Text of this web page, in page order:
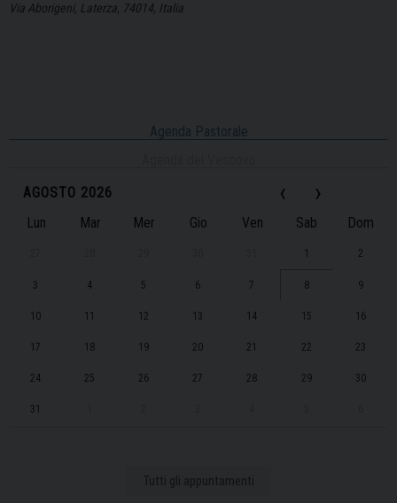
Via Aborigeni, Laterza, 74014, Italia
Agenda Pastorale
‹
AGOSTO 2026 ›
Lun Mar Mer Gio Ven Sab Dom
1 2
3 4 5 6 7 8 9
10 11 12 13 14 15 16
17 18 19 20 21 22 23
24 25 26 27 28 29 30
31
Tutti gli appuntamenti